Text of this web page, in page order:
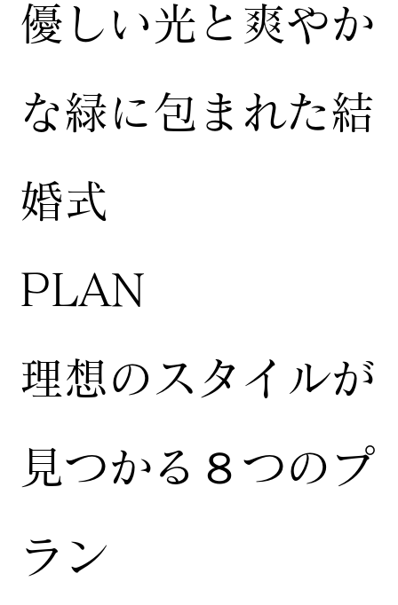
​優しい光と爽やか
な緑に包まれた結
婚式
​PLAN
​理想のスタイルが
見つかる８つのプ
ラン